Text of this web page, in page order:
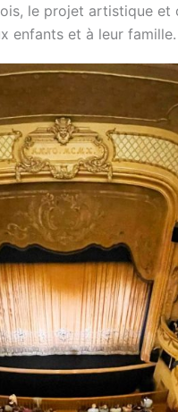
le projet artistique et
enfants et à leur famille.